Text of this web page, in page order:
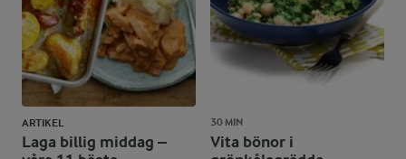
ARTIKEL
Laga billig middag –
30 MIN
Vita bönor i